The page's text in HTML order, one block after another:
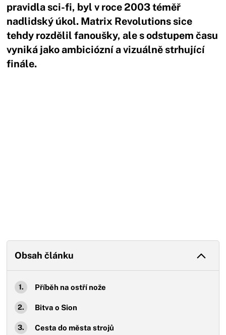
pravidla sci-fi, byl v roce 2003 téměř
nadlidský úkol. Matrix Revolutions sice
tehdy rozdělil fanoušky, ale s odstupem času
vyniká jako ambiciózní a vizuálně strhující
finále.
Obsah článku
Příběh na ostří nože
Bitva o Sion
Cesta do města strojů